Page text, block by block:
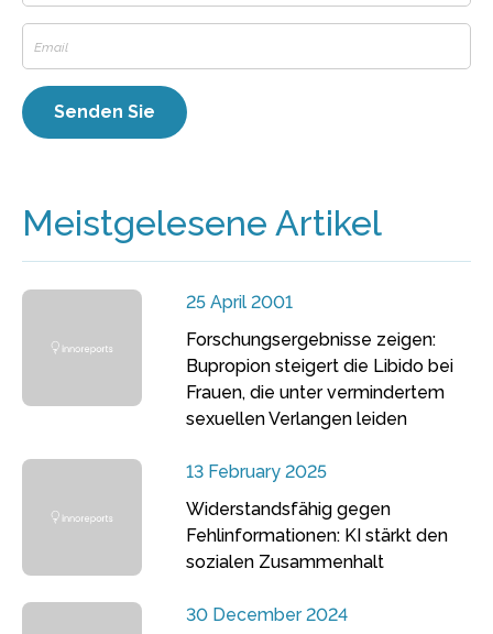
Meistgelesene Artikel
25 April 2001
Forschungsergebnisse zeigen:
Bupropion steigert die Libido bei
Frauen, die unter vermindertem
sexuellen Verlangen leiden
13 February 2025
Widerstandsfähig gegen
Fehlinformationen: KI stärkt den
sozialen Zusammenhalt
30 December 2024